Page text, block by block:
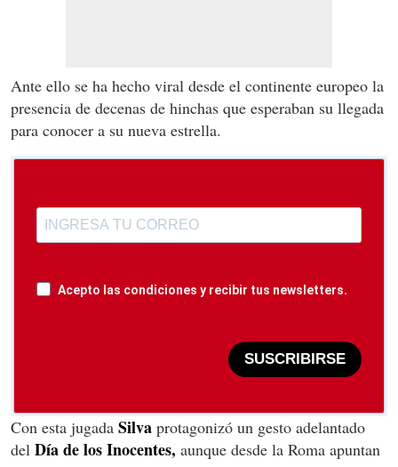
Ante ello se ha hecho viral desde el continente europeo la
presencia de decenas de hinchas que esperaban su llegada
para conocer a su nueva estrella.
Acepto las condiciones y recibir tus newsletters.
SUSCRIBIRSE
Con esta jugada Silva protagonizó un gesto adelantado
del Día de los Inocentes, aunque desde la Roma apuntan